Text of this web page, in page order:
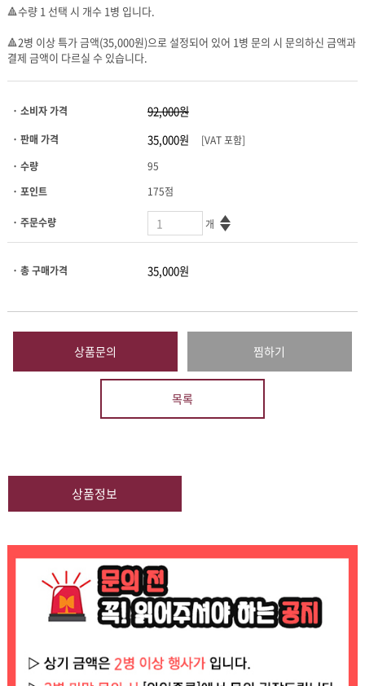
🔺수량 1 선택 시 개수 1병 입니다.
결제 금액이 다르실 수 있습니다.
· 소비자 가격
· 판매 가격
[VAT 포함]
· 수량
95
· 포인트
175점
· 주문수량 개
· 총 구매가격
상품문의 찜하기
목록
상품정보